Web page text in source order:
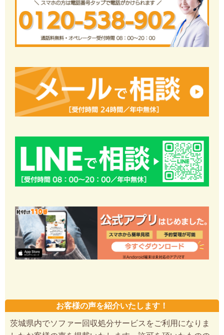
お客様の声を紹介いたします！
茨城県内でソファー回収処分サービスをご利用になりま